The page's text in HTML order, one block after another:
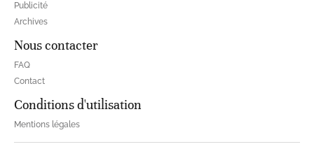
Publicité
Archives
Nous contacter
FAQ
Contact
Conditions d'utilisation
Mentions légales